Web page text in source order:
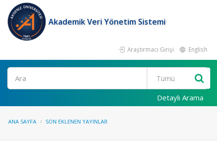
Akademik Veri Yönetim Sistemi
Araştırmacı Girişi English
Ara
Detaylı Arama
ANA SAYFA SON EKLENEN YAYINLAR